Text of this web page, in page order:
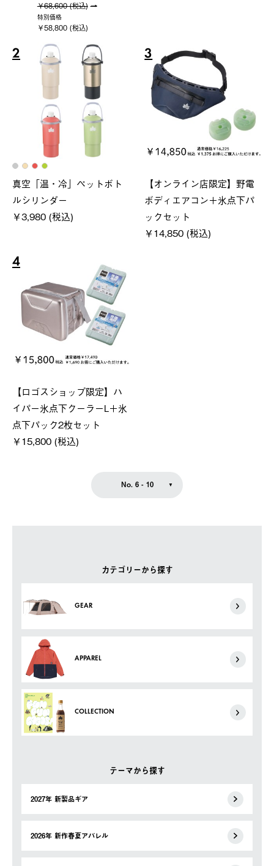
カテゴリーから探す
GEAR
APPAREL
COLLECTION
テーマから探す
2027年 新製品ギア
2026年 新作春夏アパレル
￥68,600 (税込)
特別価格
￥58,800 (税込)
2
真空「温・冷」ペットボト
ルシリンダー
￥3,980 (税込)
3
【オンライン店限定】野電
ボディエアコン＋氷点下パ
ックセット
￥14,850 (税込)
4
【ロゴスショップ限定】ハ
イパー氷点下クーラーL＋氷
点下パック2枚セット
￥15,800 (税込)
No. 6 - 10